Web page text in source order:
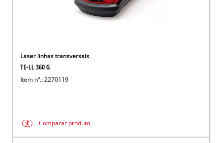
Laser linhas transversais
TE-LL 360 G
Item nº.: 2270119
Comparar produto